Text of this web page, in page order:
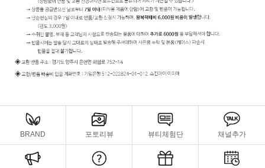
BRAND 포토리뷰 뷰티체험단 채널추가